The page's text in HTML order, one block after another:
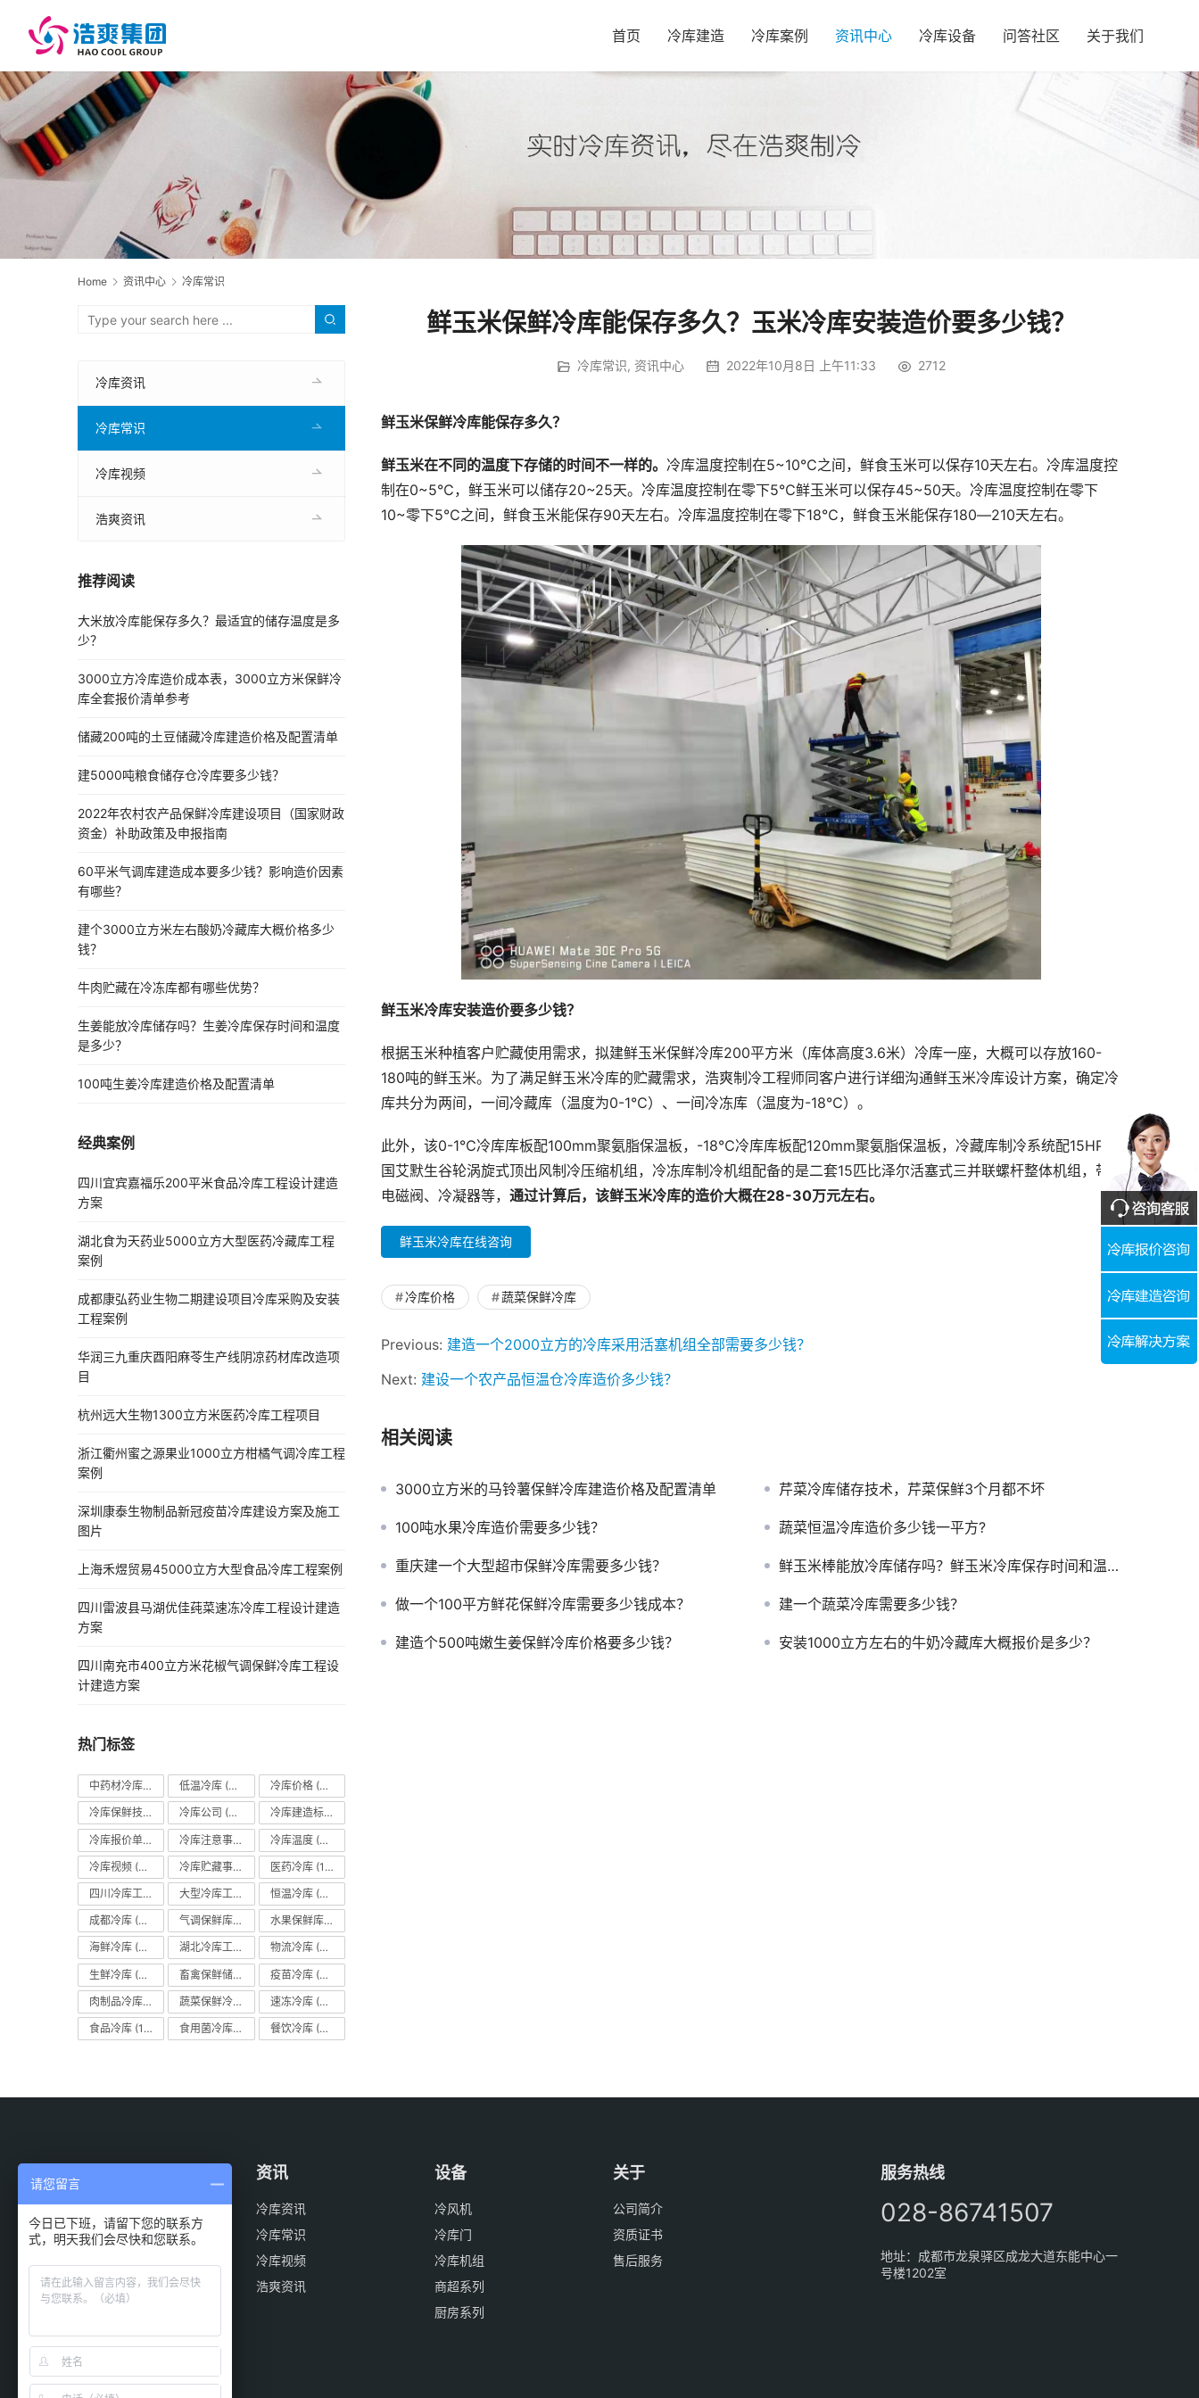
首页 冷库建造 冷库案例 资讯中心 冷库设备 问答社区 关于我们
Home 资讯中心 冷库常识
鲜玉米保鲜冷库能保存多久？玉米冷库安装造价要多少钱？
冷库常识, 资讯中心 2022年10月8日 上午11:33 2712
鲜玉米保鲜冷库能保存多久？
鲜玉米在不同的温度下存储的时间不一样的。 冷库温度控制在5~10℃之间，鲜食玉米可以保存10天左右。冷库温度控
制在0~5℃，鲜玉米可以储存20~25天。冷库温度控制在零下5℃鲜玉米可以保存45~50天。冷库温度控制在零下
10~零下5℃之间，鲜食玉米能保存90天左右。冷库温度控制在零下18℃，鲜食玉米能保存180―210天左右。
鲜玉米冷库安装造价要多少钱？
根据玉米种植客户贮藏使用需求，拟建鲜玉米保鲜冷库200平方米（库体高度3.6米）冷库一座，大概可以存放160-
180吨的鲜玉米。为了满足鲜玉米冷库的贮藏需求，浩爽制冷工程师同客户进行详细沟通鲜玉米冷库设计方案，确定冷
库共分为两间，一间冷藏库（温度为0-1℃）、一间冷冻库（温度为-18℃）。
此外，该0-1℃冷库库板配100mm聚氨脂保温板，-18℃冷库库板配120mm聚氨脂保温板，冷藏库制冷系统配15HP美
国艾默生谷轮涡旋式顶出风制冷压缩机组，冷冻库制冷机组配备的是二套15匹比泽尔活塞式三并联螺杆整体机组，带
电磁阀、冷凝器等， 通过计算后，该鲜玉米冷库的造价大概在28-30万元左右。
鲜玉米冷库在线咨询
冷库价格 蔬菜保鲜冷库
Previous: 建造一个2000立方的冷库采用活塞机组全部需要多少钱？
Next: 建设一个农产品恒温仓冷库造价多少钱？
相关阅读
3000立方米的马铃薯保鲜冷库建造价格及配置清单 芹菜冷库储存技术，芹菜保鲜3个月都不坏
100吨水果冷库造价需要多少钱？ 蔬菜恒温冷库造价多少钱一平方?
重庆建一个大型超市保鲜冷库需要多少钱？ 鲜玉米棒能放冷库储存吗？鲜玉米冷库保存时间和温度是多少？
做一个100平方鲜花保鲜冷库需要多少钱成本？ 建一个蔬菜冷库需要多少钱？
建造个500吨嫩生姜保鲜冷库价格要多少钱？ 安装1000立方左右的牛奶冷藏库大概报价是多少？
冷库资讯
冷库常识
冷库视频
浩爽资讯
推荐阅读
大米放冷库能保存多久？最适宜的储存温度是多
少？
3000立方冷库造价成本表，3000立方米保鲜冷
库全套报价清单参考
储藏200吨的土豆储藏冷库建造价格及配置清单
建5000吨粮食储存仓冷库要多少钱？
2022年农村农产品保鲜冷库建设项目（国家财政
资金）补助政策及申报指南
60平米气调库建造成本要多少钱？影响造价因素
有哪些？
建个3000立方米左右酸奶冷藏库大概价格多少
钱？
牛肉贮藏在冷冻库都有哪些优势？
生姜能放冷库储存吗？生姜冷库保存时间和温度
是多少？
100吨生姜冷库建造价格及配置清单
经典案例
四川宜宾嘉福乐200平米食品冷库工程设计建造
方案
湖北食为天药业5000立方大型医药冷藏库工程
案例
成都康弘药业生物二期建设项目冷库采购及安装
工程案例
华润三九重庆酉阳麻苓生产线阴凉药材库改造项
目
杭州远大生物1300立方米医药冷库工程项目
浙江衢州蜜之源果业1000立方柑橘气调冷库工程
案例
深圳康泰生物制品新冠疫苗冷库建设方案及施工
图片
上海禾煜贸易45000立方大型食品冷库工程案例
四川雷波县马湖优佳莼菜速冻冷库工程设计建造
方案
四川南充市400立方米花椒气调保鲜冷库工程设
计建造方案
热门标签
中药材冷库
(27) 低温冷库 (70) 冷库价格(490)
冷库保鲜技术 冷库公司 (31) 冷库建造标准
冷库报价单
(121) 冷库注意事项 冷库温度(84)
冷库视频 (24) 冷库贮藏事项 医药冷库(114)
四川冷库工程 大型冷库工程 恒温冷库(57)
成都冷库 (66) 气调保鲜库
(101) 水果保鲜库
(293)
海鲜冷库 (27) 湖北冷库工程 物流冷库(29)
生鲜冷库 (22) 畜禽保鲜储藏库 (26)疫苗冷库(22)
肉制品冷库
(78) 蔬菜保鲜冷库 (197)速冻冷库(35)
食品冷库 (109) 食用菌冷库
(29) 餐饮冷库(28)
医药冷库
物流冷库
食品冷库
果蔬冷库
资讯
冷库资讯
冷库常识
冷库视频
浩爽资讯
设备
冷风机
冷库门
冷库机组
商超系列
厨房系列
关于
公司简介
资质证书
售后服务
服务热线
028-86741507
地址：成都市龙泉驿区成龙大道东能中心一
号楼1202室
请您留言
今日已下班，请留下您的联系方
式，明天我们会尽快和您联系。